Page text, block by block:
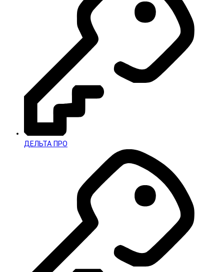
ДЕЛЬТА ПРО